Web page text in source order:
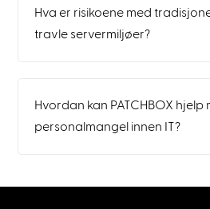
Hva er risikoene med
travle servermiljøer?
Hvordan kan PATCHBOX hjelp
personalmangel innen IT?